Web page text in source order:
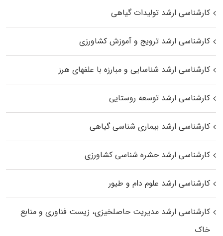
کارشناسی ارشد تولیدات گیاهی
کارشناسی ارشد ترویج و آموزش کشاورزی
کارشناسی ارشد شناسایی و مبارزه با علفهای هرز
کارشناسی ارشد توسعه روستایی
کارشناسی ارشد بیماری‌ شناسی گیاهی
کارشناسی ارشد حشره‌ شناسی کشاورزی
کارشناسی ارشد علوم دام و طیور
کارشناسی ارشد مدیریت حاصلخیزی، زیست فناوری و منابع
خاک